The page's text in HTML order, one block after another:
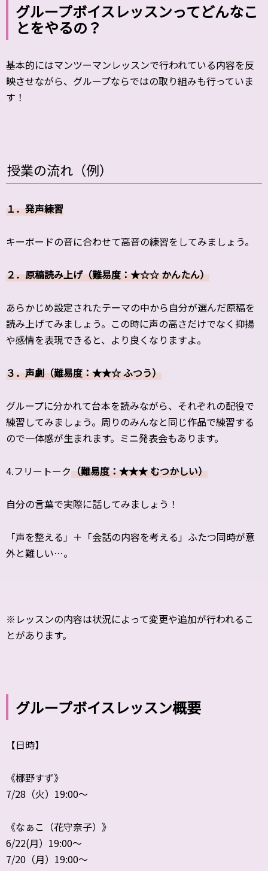
グループボイスレッスンってどんなこ
とをやるの？
基本的にはマンツーマンレッスンで行われている内容を反
映させながら、グループならではの取り組みも行っていま
す！
授業の流れ（例）
１．発声練習
キーボードの音に合わせて高音の練習をしてみましょう。
２．原稿読み上げ（難易度：★☆☆ かんたん）
あらかじめ設定されたテーマの中から自分が選んだ原稿を
読み上げてみましょう。この時に声の高さだけでなく抑揚
や感情を表現できると、より良くなりますよ。
３．声劇（難易度：★★☆ ふつう）
グループに分かれて台本を読みながら、それぞれの配役で
練習してみましょう。周りのみんなと同じ作品で練習する
ので一体感が生まれます。ミニ発表会もあります。
4.フリートーク（難易度：★★★ むつかしい）
自分の言葉で実際に話してみましょう！
「声を整える」＋「会話の内容を考える」ふたつ同時が意
外と難しい…。
※レッスンの内容は状況によって変更や追加が行われるこ
とがあります。
グループボイスレッスン概要
【日時】
《梛野すず》
7/28（火）19:00〜
《なぁこ（花守奈子）》
6/22(月）19:00〜
7/20（月）19:00～